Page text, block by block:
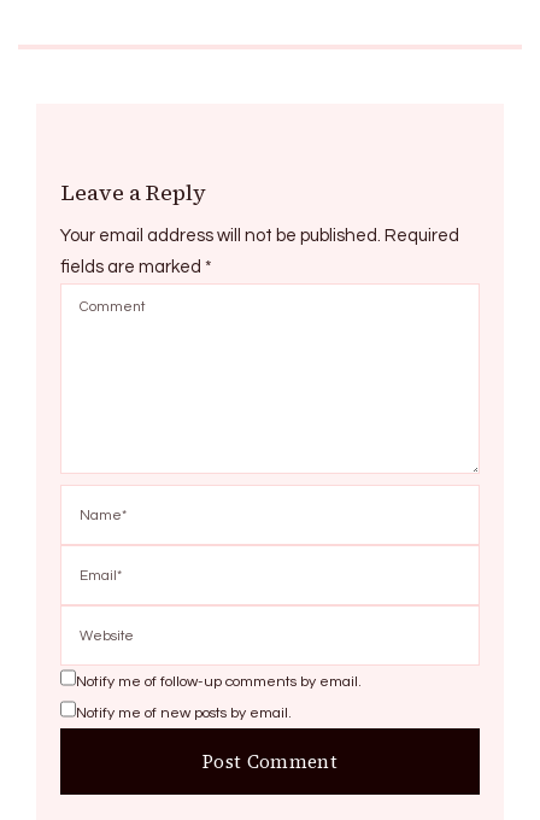
Leave a Reply
Your email address will not be published.
Required
fields are marked *
Notify me of follow-up comments by email.
Notify me of new posts by email.